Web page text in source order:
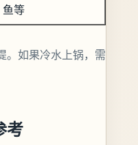
鱼等
。如果冷水上锅，需
考